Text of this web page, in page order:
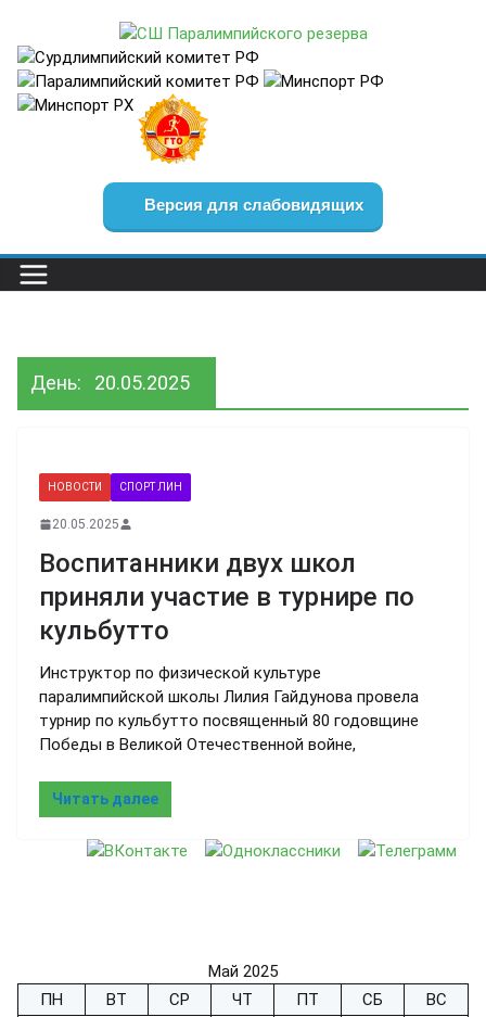
содержимому
Версия для слабовидящих
День: 20.05.2025
НОВОСТИ СПОРТ ЛИН
20.05.2025
Воспитанники двух школ
приняли участие в турнире по
кульбутто
Инструктор по физической культуре
паралимпийской школы Лилия Гайдунова провела
турнир по кульбутто посвященный 80 годовщине
Победы в Великой Отечественной войне,
Читать далее
Май 2025
ПН
ВТ СР ЧТ ПТ СБ
ВС